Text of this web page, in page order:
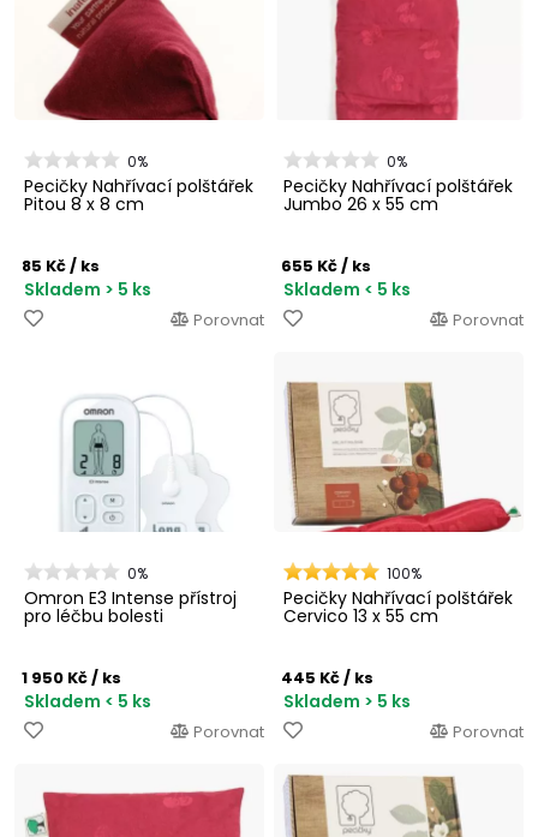
0%
Pecičky Nahřívací polštářek
Pitou 8 x 8 cm
85 Kč/ ks
Skladem > 5 ks
Porovnat
0%
Pecičky Nahřívací polštářek
Jumbo 26 x 55 cm
655 Kč/ ks
Skladem < 5 ks
Porovnat
0%
Omron E3 Intense přístroj
pro léčbu bolesti
1 950 Kč/ ks
Skladem < 5 ks
Porovnat
100%
Pecičky Nahřívací polštářek
Cervico 13 x 55 cm
445 Kč/ ks
Skladem > 5 ks
Porovnat